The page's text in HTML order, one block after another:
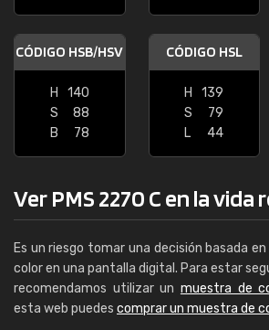
CÓDIGO HSB/HSV
H
140
S
88
B
78
CÓDIGO HSL
H
139
S
79
L
44
Ver PMS 2270 C en la vida
Es un riesgo tomar una decisión basada
color en una pantalla digital. Para estar
recomendamos utilizar un muestra de
esta web puedes comprar un muestra de